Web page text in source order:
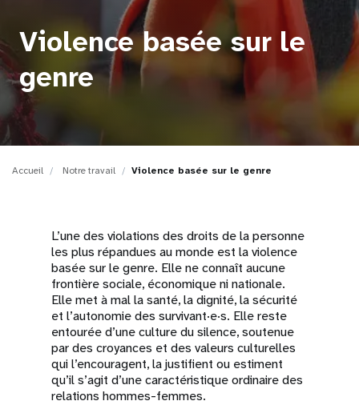
i
o
n
Violence basée sur le
genre
Accueil Notre travail Violence basée sur le genre
L’une des violations des droits de la personne
les plus répandues au monde est la violence
basée sur le genre. Elle ne connaît aucune
frontière sociale, économique ni nationale.
Elle met à mal la santé, la dignité, la sécurité
et l’autonomie des survivant·e·s. Elle reste
entourée d’une culture du silence, soutenue
par des croyances et des valeurs culturelles
qui l’encouragent, la justifient ou estiment
qu’il s’agit d’une caractéristique ordinaire des
relations hommes-femmes.